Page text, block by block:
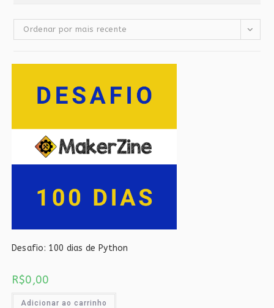
Ordenar por mais recente
Desafio: 100 dias de Python
R$0,00
Adicionar ao carrinho